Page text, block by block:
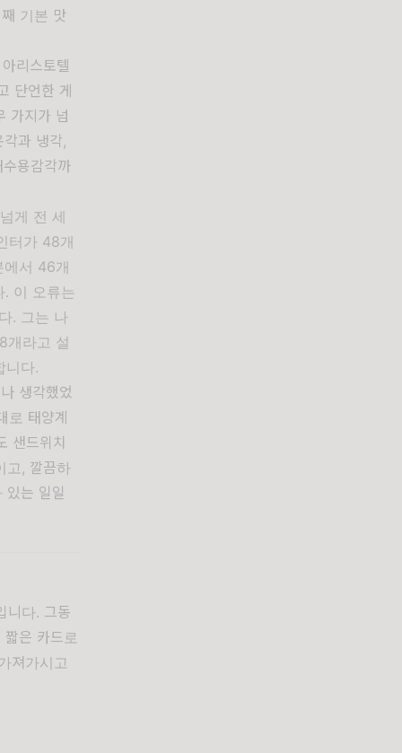
기본 맛
리스토텔
단언한 게
가지가 넘
과 냉각,
용감각까
게 전 세
터가 48개
에서 46개
. 이 오류는
. 그는 나
개라고 설
니다.
생각했었
태양계
샌드위치
고, 깔끔하
는 일일
니다. 그동
은 카드로
져가시고